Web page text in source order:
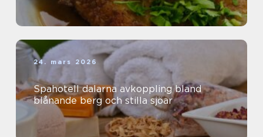
24. mars 2026
Spahotell dalarna avkoppling bland
blånande berg och stilla sjöar